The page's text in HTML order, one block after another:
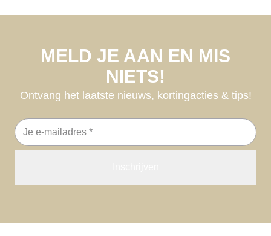
MELD JE AAN EN MIS
NIETS!
Ontvang het laatste nieuws, kortingacties & tips!
E-
mailadres